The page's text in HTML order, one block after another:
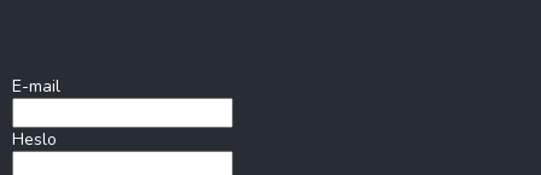
E-mail
Heslo